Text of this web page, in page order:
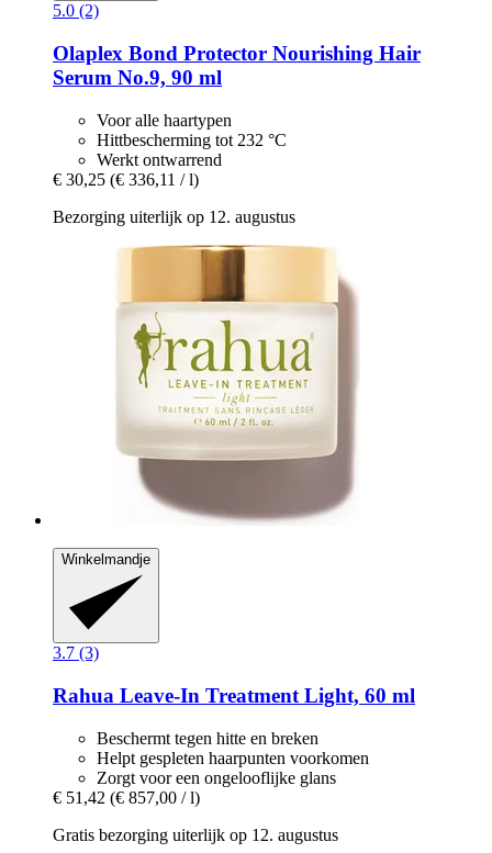
5.0 (2)
Olaplex Bond Protector Nourishing Hair
Serum No.9, 90 ml
Voor alle haartypen
Hittbescherming tot 232 °C
Werkt ontwarrend
€ 30,25 (€ 336,11 / l)
Bezorging uiterlijk op 12. augustus
Winkelmandje
3.7 (3)
Rahua Leave-​In Treatment Light, 60 ml
Beschermt tegen hitte en breken
Helpt gespleten haarpunten voorkomen
Zorgt voor een ongelooflijke glans
€ 51,42 (€ 857,00 / l)
Gratis bezorging uiterlijk op 12. augustus